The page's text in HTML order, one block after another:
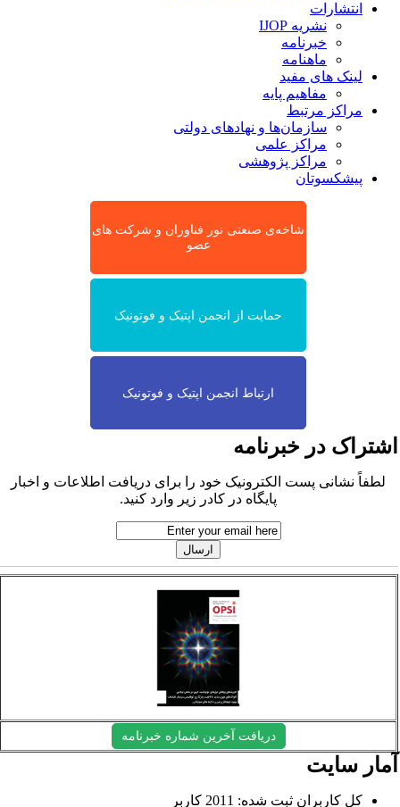
انتشارات
نشریه IJOP
خبرنامه
ماهنامه
لینک های مفید
مفاهیم پایه
مراکز مرتبط
سازمان‌ها و نهادهای دولتی
مراکز علمی
مراکز پژوهشی
پیشکسوتان
شاخه‌ی صنعتی نور فناوران و شرکت های
عضو
حمایت از انجمن اپتیک و فوتونیک
ارتباط انجمن اپتیک و فوتونیک
در خبرنامه
لطفاً نشانی پست الکترونیک خود را برای دریافت اطلاعات و اخبار
پایگاه در کادر زیر وارد کنید.
دریافت آخرین شماره خبرنامه
سایت
کل کاربران ثبت شده: 2011 کاربر